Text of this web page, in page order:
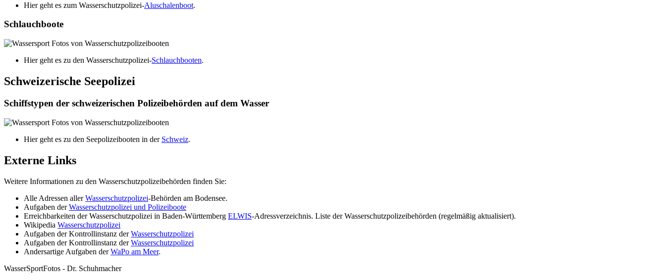
Hier geht es zum Wasserschutzpolizei-Aluschalenboot.
Schlauchboote
Hier geht es zu den Wasserschutzpolizei-Schlauchbooten.
Schweizerische Seepolizei
Schiffstypen der schweizerischen Polizeibehörden auf dem Wasser
Hier geht es zu den Seepolizeibooten in der Schweiz.
Externe Links
Weitere Informationen zu den Wasserschutzpolizeibehörden finden Sie:
Alle Adressen allerWasserschutzpolizei-Behörden am Bodensee.
Aufgaben derWasserschutzpolizei und Polizeiboote
Erreichbarkeiten der Wasserschutzpolizei in Baden-Württemberg ELWIS-Adressverzeichnis. Liste der Wasserschutzpolizeibehörden (regelmäßig aktualisiert).
Wikipedia Wasserschutzpolizei
Aufgaben der Kontrollinstanz derWasserschutzpolizei
Aufgaben der Kontrollinstanz derWasserschutzpolizei
Andersartige Aufgaben derWaPo am Meer.
WasserSportFotos - Dr. Schuhmacher